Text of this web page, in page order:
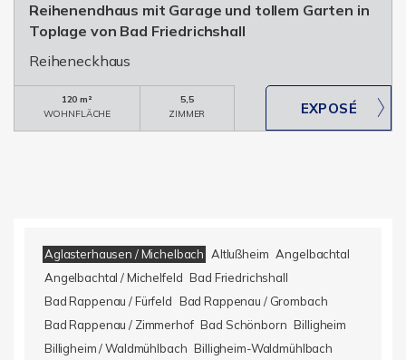
Reihenendhaus mit Garage und tollem Garten in
Toplage von Bad Friedrichshall
Reiheneckhaus
120 m²
WOHNFLÄCHE
5,5
ZIMMER
Aglasterhausen / Michelbach Altlußheim Angelbachtal
Angelbachtal / Michelfeld Bad Friedrichshall
Bad Rappenau / Fürfeld Bad Rappenau / Grombach
Bad Rappenau / Zimmerhof Bad Schönborn Billigheim
Billigheim / Waldmühlbach Billigheim-Waldmühlbach